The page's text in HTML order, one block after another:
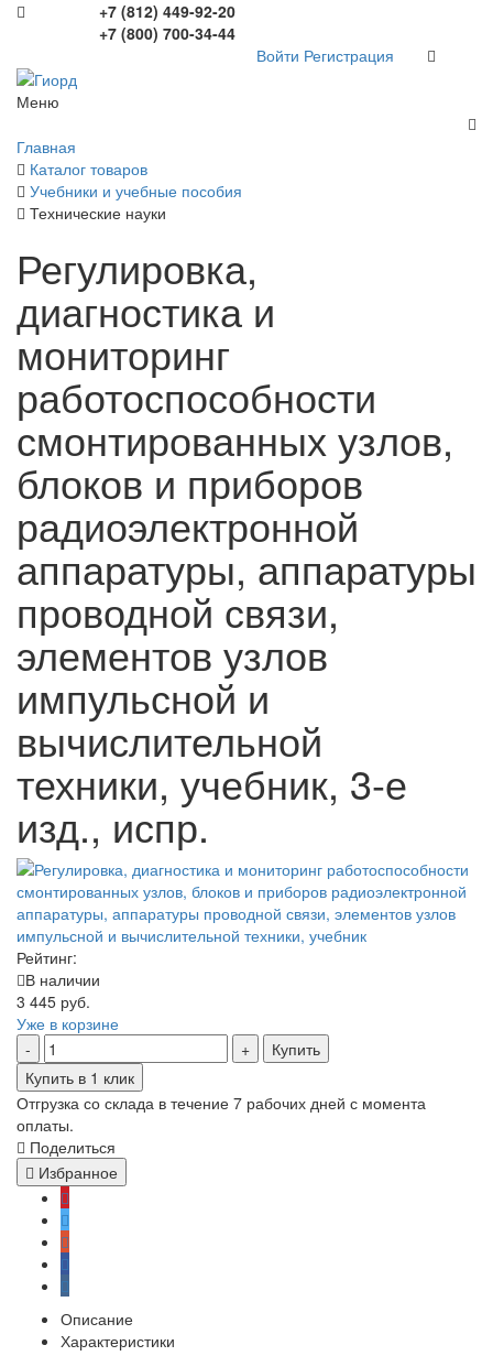
+7 (812) 449-92-20
+7 (800) 700-34-44
Войти Регистрация
Меню
Главная
Каталог товаров
Учебники и учебные пособия
Технические науки
Регулировка,
диагностика и
мониторинг
работоспособности
смонтированных узлов,
блоков и приборов
радиоэлектронной
аппаратуры, аппаратуры
проводной связи,
элементов узлов
импульсной и
вычислительной
техники, учебник, 3-е
изд., испр.
Рейтинг:
В наличии
3 445 руб.
Уже в корзине
Купить
Купить в 1 клик
Отгрузка со склада в течение 7 рабочих дней с момента
оплаты.
Поделиться
Избранное
Описание
Характеристики